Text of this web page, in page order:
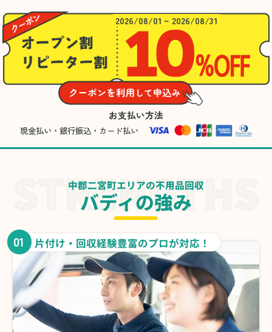
2026/08/01 ~ 2026/08/31
お支払い方法
現金払い・銀行振込・カード払い
中郡二宮町エリアの不用品回収
バディの強み
01 片付け・回収経験豊富のプロが対応！